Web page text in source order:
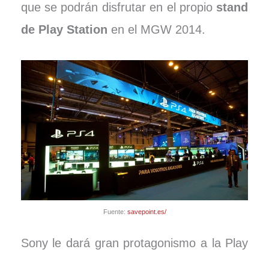
que se podrán disfrutar en el propio stand
de Play Station en el MGW 2014.
Fuente: savepoint.es/
Sony le dará gran protagonismo a la Play